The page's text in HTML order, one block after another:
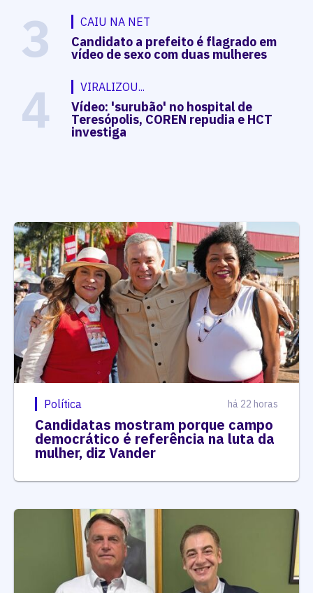
3 CAIU NA NET
Candidato a prefeito é flagrado em
vídeo de sexo com duas mulheres
4 VIRALIZOU...
Vídeo: 'surubão' no hospital de
Teresópolis, COREN repudia e HCT
investiga
Política há 22 horas
Candidatas mostram porque campo
democrático é referência na luta da
mulher, diz Vander